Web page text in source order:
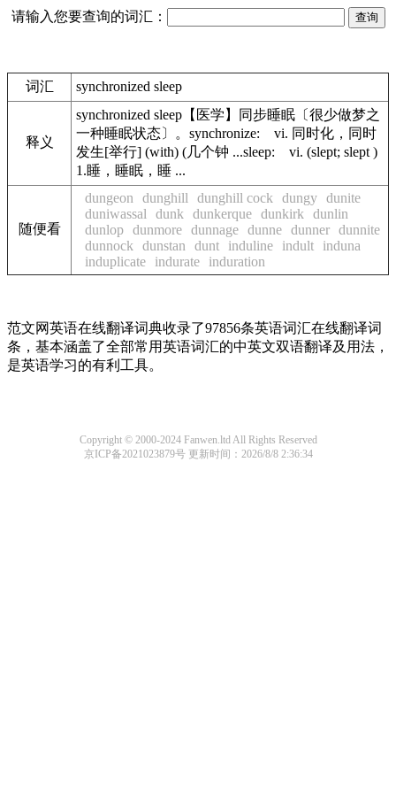
请输入您要查询的词汇：
词汇 synchronized sleep
释义
synchronized sleep【医学】同步睡眠〔很少做梦之
一种睡眠状态〕。synchronize: vi. 同时化，同时
发生[举行] (with) (几个钟 ...sleep: vi. (slept; slept )
1.睡，睡眠，睡 ...
随便看
dungeon dunghill dunghill cock dungy dunite
duniwassal
dunk dunkerque dunkirk
dunlin
dunlop dunmore dunnage dunne dunner dunnite
dunnock
dunstan dunt induline indult
induna
induplicate
indurate induration
范文网英语在线翻译词典收录了97856条英语词汇在线翻译词
条，基本涵盖了全部常用英语词汇的中英文双语翻译及用法，
是英语学习的有利工具。
Copyright © 2000-2024 Fanwen.ltd All Rights Reserved
京ICP备2021023879号更新时间：2026/8/8 2:36:34